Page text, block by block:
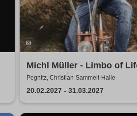
Michl Müller - Limbo of
Pegnitz, Christian-Sammelt-Halle
20.02.2027 - 31.03.2027